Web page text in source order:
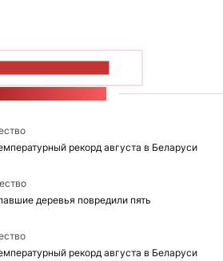
рекорд августа в Беларуси
деревья повредили пять
рекорд августа в Беларуси